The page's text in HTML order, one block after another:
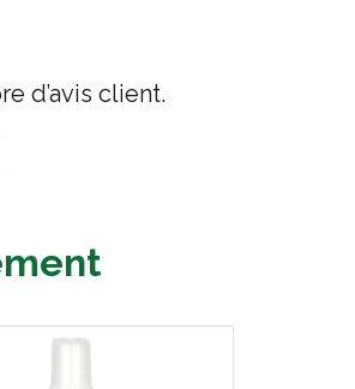
d’avis client.